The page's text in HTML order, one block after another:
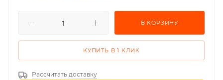
В КОРЗИНУ
КУПИТЬ В 1 КЛИК
Рассчитать доставку